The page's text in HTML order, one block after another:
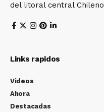
del litoral central Chileno
Links rapidos
Videos
Ahora
Destacadas